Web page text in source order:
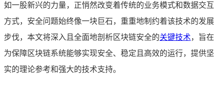
如一股新兴的力量，正悄然改变着传统的业务模式和数据交互
方式，安全问题始终像一块巨石，重重地制约着该技术的发展
步伐，本文将深入且全面地剖析区块链安全的关键技术，旨在
为保障区块链系统能够实现安全、稳定且高效的运行，提供坚
实的理论参考和强大的技术支持。